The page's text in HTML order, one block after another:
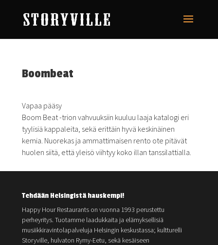
Boombeat
Vapaa pääsy
Boom Beat -trion vahvuuksiin kuuluu laaja katalogi eri
tyylisiä kappaleita, sekä erittäin hyvä keskinäinen
kemia. Nuorekas ja ammattimaisen rento ote pitävät
huolen siitä, että yleisö viihtyy koko illan tanssilattialla.
Tehdään Helsingistä hauskempi!
Happy Hour Restaurants on vuonna 1993 perustettu
perheyritys. Tuotamme laadukkaita ja elämyksellisiä
musiikkiravintolapalveluja Helsingin keskustassa; kultturelli
Storyville, hulvaton Rymy-Eetu, sekä kesäiseen